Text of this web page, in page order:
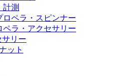
計測
ロペラ・スピンナー
ペラ・アクセサリー
サリー
ット